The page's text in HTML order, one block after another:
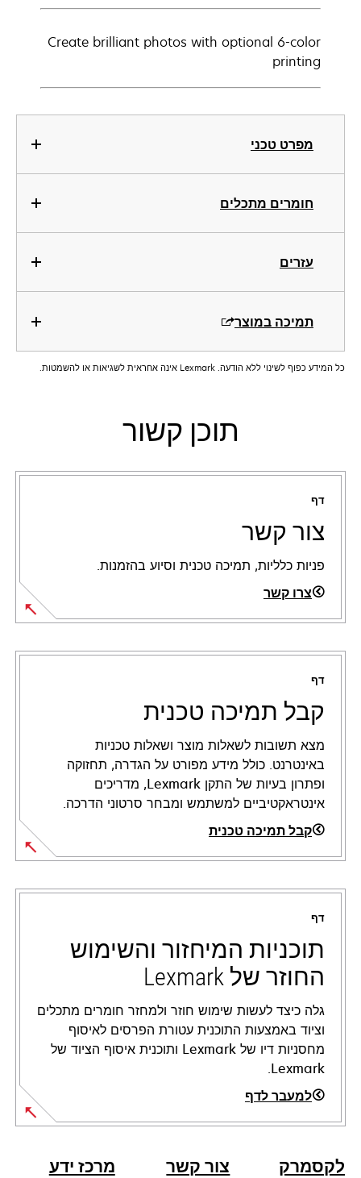
מפרט טכני
חומרים מתכלים
עזרים
תמיכה במוצר
Create brilliant photos with optional 6-color
printing
כל המידע כפוף לשינוי ללא הודעה. Lexmark אינה אחראית לשגיאות או להשמטות.
תוכן קשור
דף
צור קשר
פניות כלליות, תמיכה טכנית וסיוע בהזמנות.
צרו קשר
דף
קבל תמיכה טכנית
מצא תשובות לשאלות מוצר ושאלות טכניות
באינטרנט. כולל מידע מפורט על הגדרה, תחזוקה
ופתרון בעיות של התקן Lexmark, מדריכים
אינטראקטיביים למשתמש ומבחר סרטוני הדרכה.
קבל תמיכה טכנית
opens
in
new
tab
דף
תוכניות המיחזור והשימוש
החוזר של Lexmark
גלה כיצד לעשות שימוש חוזר ולמחזר חומרים מתכלים
וציוד באמצעות התוכנית עטורת הפרסים לאיסוף
מחסניות דיו של Lexmark ותוכנית איסוף הציוד של
Lexmark.
למעבר לדף
לקסמרק צור קשר מרכז ידע